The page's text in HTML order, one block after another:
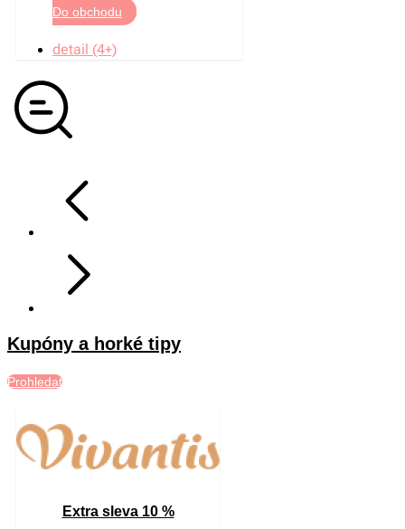
Do obchodu
detail (4+)
Kupóny a horké tipy
Prohledat
Extra sleva 10 %